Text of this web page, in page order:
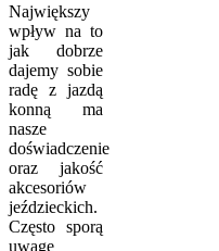
Największy
wpływ na to
jak dobrze
dajemy sobie
radę z jazdą
konną ma
nasze
doświadczenie
oraz jakość
akcesoriów
jeździeckich.
Często sporą
uwagę